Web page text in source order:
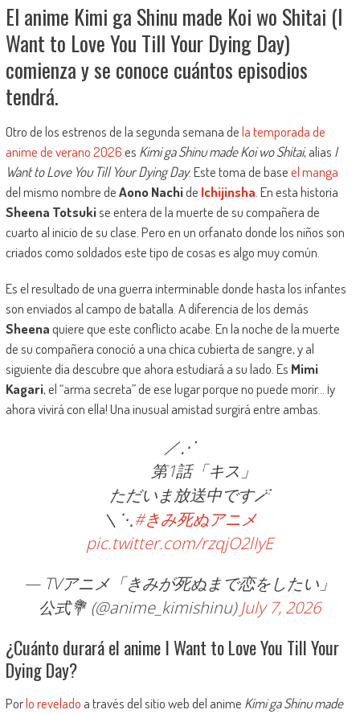
El anime Kimi ga Shinu made Koi wo Shitai (I
Want to Love You Till Your Dying Day)
comienza y se conoce cuántos episodios
tendrá.
Otro de los estrenos de la segunda semana dela temporada de
anime de verano 2026es Kimi ga Shinu made Koi wo Shitai, alias I
Want to Love You Till Your Dying Day. Este toma de baseel manga
del mismo nombre deAono Nachide Ichijinsha . En esta historia
Sheena Totsukise entera de la muerte de su compañera de
cuarto al inicio de su clase. Pero en un orfanato donde los niños son
criados como soldados este tipo de cosas es algo muy común.
Es el resultado de una guerra interminable donde hasta los infantes
son enviados al campo de batalla. A diferencia de los demás
Sheenaquiere que este conflicto acabe. En la noche de la muerte
de su compañera conoció a una chica cubierta de sangre, y al
siguiente día descubre que ahora estudiará a su lado. Es Mimi
Kagari, el “arma secreta” de ese lugar porque no puede morir… ¡y
ahora vivirá con ella! Una inusual amistad surgirá entre ambas.
／⋰
第1話「キス」
ただいま放送中です🪄
＼⋱#きみ死ぬアニメ
pic.twitter.com/rzqjO2lIyE
— TVアニメ「きみが死ぬまで恋をしたい」
公式💐 (@anime_kimishinu)July 7, 2026
¿Cuánto durará el anime I Want to Love You Till Your
Dying Day?
Porlo revelado a través del sitio web del anime Kimi ga Shinu made